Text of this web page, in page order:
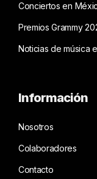
Conciertos en
Premios Grammy
Noticias de música
Información
Nosotros
Colaboradores
Contacto